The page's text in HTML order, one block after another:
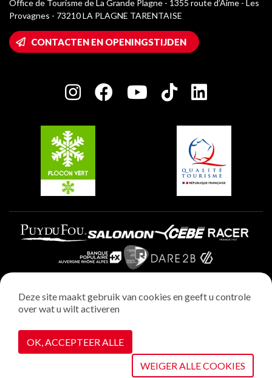
La Plagne logo's
Wifi toegang
Huis van de eigenaar
Charter van toegewijde spelers
Montchavin - Les Coches
Plagne 1800
Plagne Villages
Plagne Aime 2000
Office de Tourisme de La Grande Plagne - 1355 route d’Aime - Les
Provagnes - 73210 LA PLAGNE TARENTAISE
CONTACTEN EN OPENINGSTIJDEN
Wettelijke vermeldingen
Privacybeleid
Realisatie : StudioJuillet
Cookiebeheer
Deze site maakt gebruik van cookies en geeft u controle
over wat u wilt activeren
OK, ACCEPTEER ALLE
WEIGER ALLE COOKIES